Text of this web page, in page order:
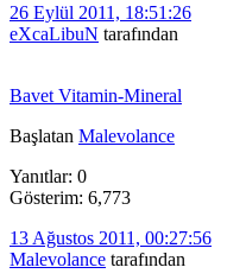
26 Eylül 2011, 18:51:26
eXcaLibuN tarafından
Bavet Vitamin-Mineral
Başlatan Malevolance
Yanıtlar: 0
Gösterim: 6,773
13 Ağustos 2011, 00:27:56
Malevolance tarafından